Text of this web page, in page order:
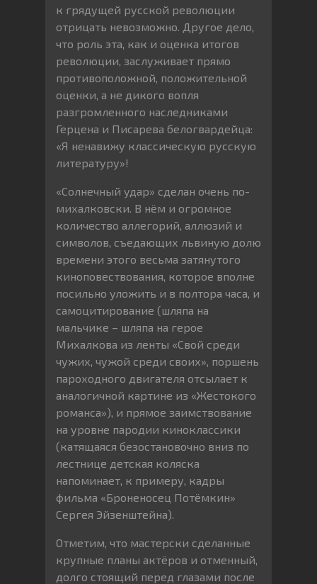
к грядущей русской революции
отрицать невозможно. Другое дело,
что роль эта, как и оценка итогов
революции, заслуживает прямо
противоположной, положительной
оценки, а не дикого вопля
разгромленного наследниками
Герцена и Писарева белогвардейца:
«Я ненавижу классическую русскую
литературу»!
«Солнечный удар» сделан очень по-
михалковски. В нём и огромное
количество аллегорий, аллюзий и
символов, съедающих львиную долю
времени этого весьма затянутого
киноповествования, которое вполне
посильно уложить и в полтора часа, и
самоцитирование (шляпа на
мальчике – шляпа на герое
Михалкова из ленты «Свой среди
чужих, чужой среди своих», поршень
пароходного двигателя отсылает к
аналогичной картине из «Жестокого
романса»), и прямое заимствование
на уровне пародии киноклассики
(катящаяся безостановочно вниз по
лестнице детская коляска
напоминает, к примеру, кадры
фильма «Броненосец Потёмкин»
Сергея Эйзенштейна).
Отметим, что мастерски сделанные
крупные планы актёров и отменный,
долго стоящий перед глазами после